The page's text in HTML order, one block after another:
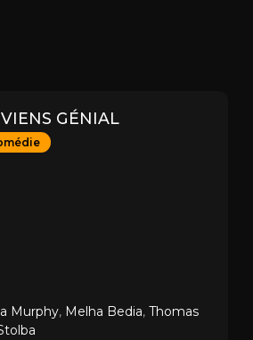
GÉNIAL
Murphy, Melha Bedia, Thomas